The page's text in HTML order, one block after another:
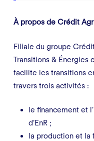
À propos de Crédit
Filiale du groupe
Transitions &
facilite les transitions
travers trois activités :
le financement et
d’EnR ;
la production et la